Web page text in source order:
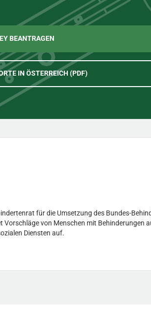
BEANTRAGEN
IN ÖSTERREICH (PDF)
für die Umsetzung des Bundes-
von Menschen mit Behinderungen
Diensten auf.